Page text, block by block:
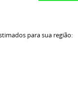
para sua região: